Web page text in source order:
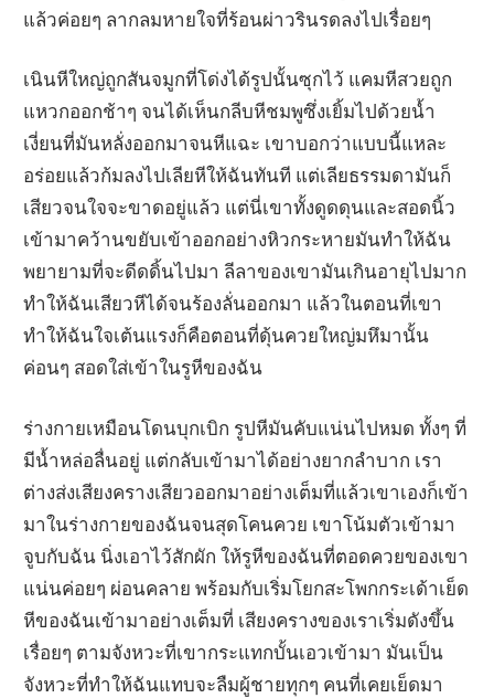
แล้วค่อยๆ ลากลมหายใจที่ร้อนผ่าวรินรดลงไปเรื่อยๆ
เนินหีใหญ่ถูกสันจมูกที่โด่งได้รูปนั้นซุกไว้ แคมหีสวยถูก
แหวกออกช้าๆ จนได้เห็นกลีบหีชมพูซึ่งเยิ้มไปด้วยน้ำ
เงี่ยนที่มันหลั่งออกมาจนหีแฉะ เขาบอกว่าแบบนี้แหละ
อร่อยแล้วก้มลงไปเลียหีให้ฉันทันที แต่เลียธรรมดามันก็
เสียวจนใจจะขาดอยู่แล้ว แต่นี่เขาทั้งดูดดุนและสอดนิ้ว
เข้ามาคว้านขยับเข้าออกอย่างหิวกระหายมันทำให้ฉัน
พยายามที่จะดีดดิ้นไปมา ลีลาของเขามันเกินอายุไปมาก
ทำให้ฉันเสียวหีได้จนร้องลั่นออกมา แล้วในตอนที่เขา
ทำให้ฉันใจเต้นแรงก็คือตอนที่ดุ้นควยใหญ่มหึมานั้น
ค่อนๆ สอดใส่เข้าในรูหีของฉัน
ร่างกายเหมือนโดนบุกเบิก รูปหีมันคับแน่นไปหมด ทั้งๆ ที่
มีน้ำหล่อลื่นอยู่ แต่กลับเข้ามาได้อย่างยากลำบาก เรา
ต่างส่งเสียงครางเสียวออกมาอย่างเต็มที่แล้วเขาเองก็เข้า
มาในร่างกายของฉันจนสุดโคนควย เขาโน้มตัวเข้ามา
จูบกับฉัน นิ่งเอาไว้สักผัก ให้รูหีของฉันที่ตอดควยของเขา
แน่นค่อยๆ ผ่อนคลาย พร้อมกับเริ่มโยกสะโพกกระเด้าเย็ด
หีของฉันเข้ามาอย่างเต็มที่ เสียงครางของเราเริ่มดังขึ้น
เรื่อยๆ ตามจังหวะที่เขากระแทกบั้นเอวเข้ามา มันเป็น
จังหวะที่ทำให้ฉันแทบจะลืมผู้ชายทุกๆ คนที่เคยเย็ดมา